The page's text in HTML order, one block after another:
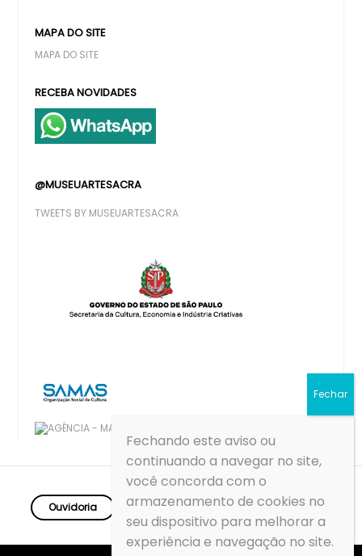
Fechando este aviso ou
continuando a navegar no site,
você concorda com o
armazenamento de cookies no
seu dispositivo para melhorar a
experiência e navegação no site.
MAPA DO SITE
MAPA DO SITE
RECEBA NOVIDADES
@MUSEUARTESACRA
TWEETS BY MUSEUARTESACRA
Ouvidoria Transparência SIC